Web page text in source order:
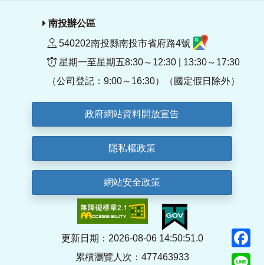
南投辦公區
540202南投縣南投市省府路4號
星期一至星期五8:30～12:30 | 13:30～17:30
（公司登記：9:00～16:30）（國定假日除外）
政府網站資料開放宣告
隱私權政策
網站安全政策
更新日期：2026-08-06 14:50:51.0
累積瀏覽人次：477463933